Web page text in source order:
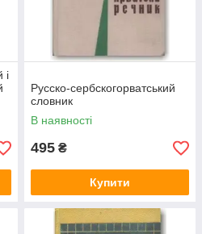
і
Русско-сербскогорватський
словник
В наявності
495 ₴
Купити